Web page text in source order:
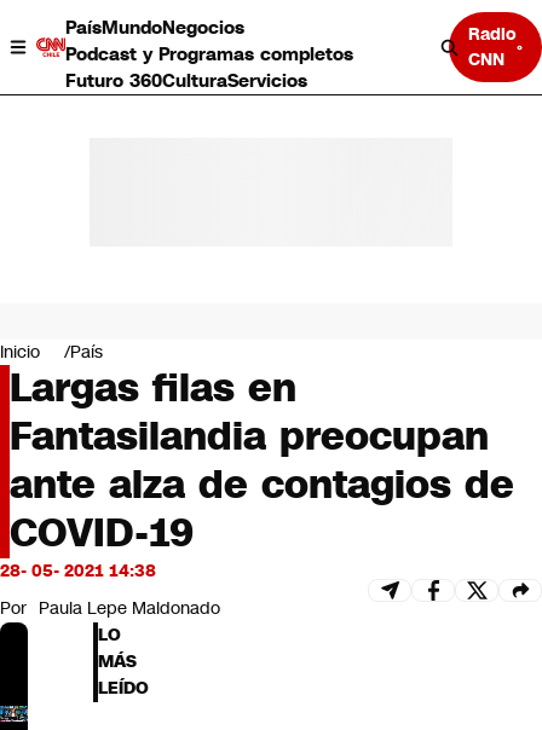
PaísMundoNegocios
Podcast y Programas completos
Futuro 360CulturaServicios
Radio
CNN
Negocios
Deportes
Programas completos
Cultura
Servicios
Bits
CNN tiempo
Futuro 360
Inicio País
Largas filas en
Fantasilandia preocupan
ante alza de contagios de
COVID-19
28- 05- 2021 14:38
Por Paula Lepe Maldonado
LO
MÁS
LEÍDO